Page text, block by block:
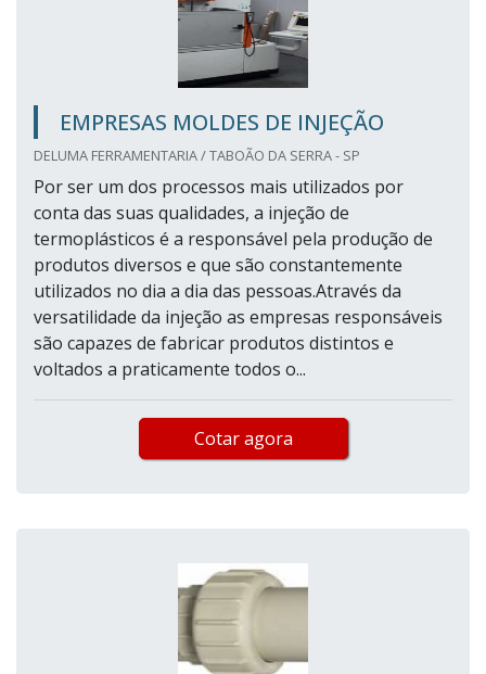
EMPRESAS MOLDES DE INJEÇÃO
DELUMA FERRAMENTARIA / TABOÃO DA SERRA - SP
Por ser um dos processos mais utilizados por
conta das suas qualidades, a injeção de
termoplásticos é a responsável pela produção de
produtos diversos e que são constantemente
utilizados no dia a dia das pessoas.Através da
versatilidade da injeção as empresas responsáveis
são capazes de fabricar produtos distintos e
voltados a praticamente todos o...
Cotar agora